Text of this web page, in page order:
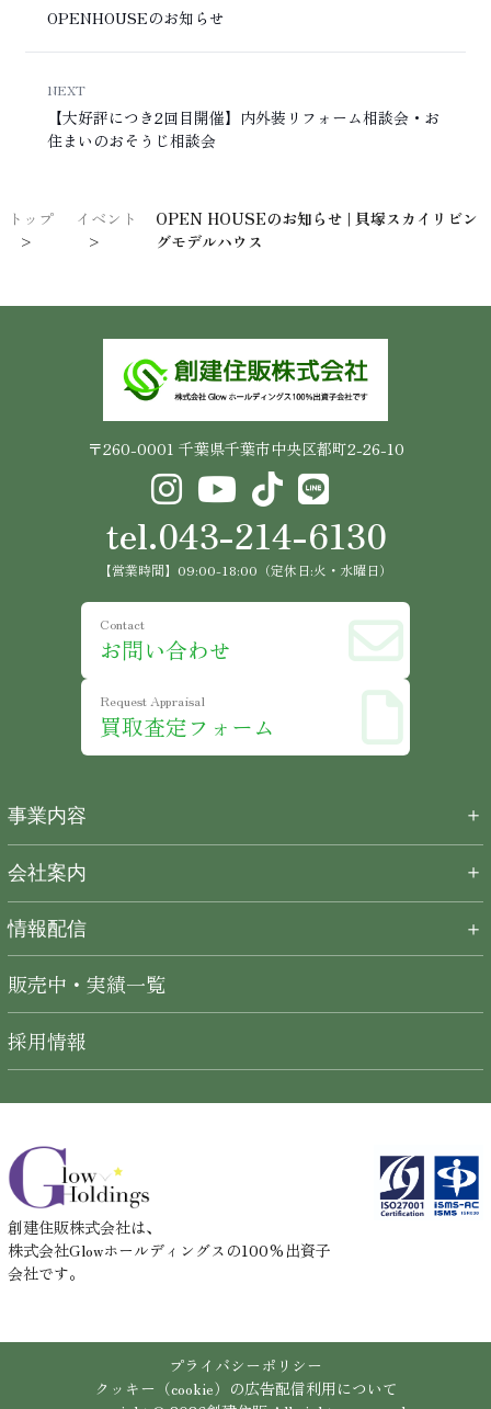
OPENHOUSEのお知らせ
NEXT
【大好評につき2回目開催】内外装リフォーム相談会・お
住まいのおそうじ相談会
トップ イベント
OPEN HOUSEのお知らせ | 貝塚スカイリビン
グモデルハウス
〒260-0001 千葉県千葉市中央区都町2-26-10
tel.043-214-6130
【営業時間】09:00-18:00（定休日:火・水曜日）
Contact
お問い合わせ
Request Appraisal
買取査定フォーム
事業内容 ＋
会社案内 ＋
情報配信 ＋
販売中・実績一覧
採用情報
創建住販株式会社は、
株式会社Glowホールディングスの100%出資子
会社です。
プライバシーポリシー
クッキー（cookie）の広告配信利用について